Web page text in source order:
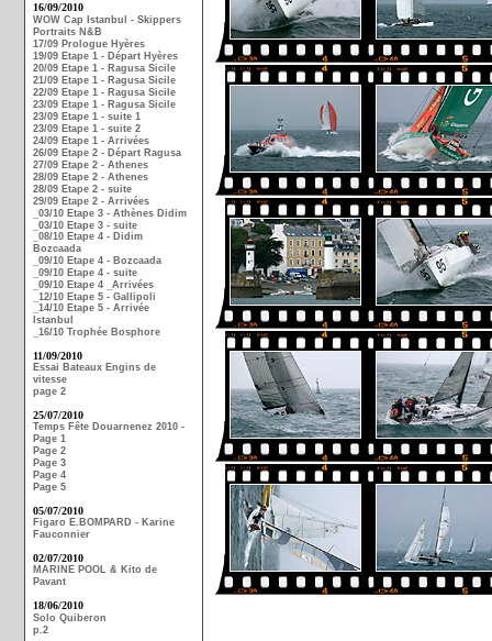
16/09/2010
WOW Cap Istanbul - Skippers
Portraits N&B
17/09 Prologue Hyères
19/09 Etape 1 - Départ Hyères
20/09 Etape 1 - Ragusa Sicile
21/09 Etape 1 - Ragusa Sicile
22/09 Etape 1 - Ragusa Sicile
23/09 Etape 1 - Ragusa Sicile
23/09 Etape 1 - suite 1
23/09 Etape 1 - suite 2
24/09 Etape 1 - Arrivées
26/09 Etape 2 - Départ Ragusa
27/09 Etape 2 - Athenes
28/09 Etape 2 - Athenes
28/09 Etape 2 - suite
29/09 Etape 2 - Arrivées
_03/10 Etape 3 - Athènes Didim
_03/10 Etape 3 - suite
_08/10 Etape 4 - Didim
Bozcaada
_09/10 Etape 4 - Bozcaada
_09/10 Etape 4 - suite
_09/10 Etape 4 _Arrivées
_12/10 Etape 5 - Gallipoli
_14/10 Etape 5 - Arrivée
Istanbul
_16/10 Trophée Bosphore
11/09/2010
Essai Bateaux Engins de
vitesse
page 2
25/07/2010
Temps Fête Douarnenez 2010 -
Page 1
Page 2
Page 3
Page 4
Page 5
05/07/2010
Figaro E.BOMPARD - Karine
Fauconnier
02/07/2010
MARINE POOL & Kito de
Pavant
18/06/2010
Solo Quiberon
p.2